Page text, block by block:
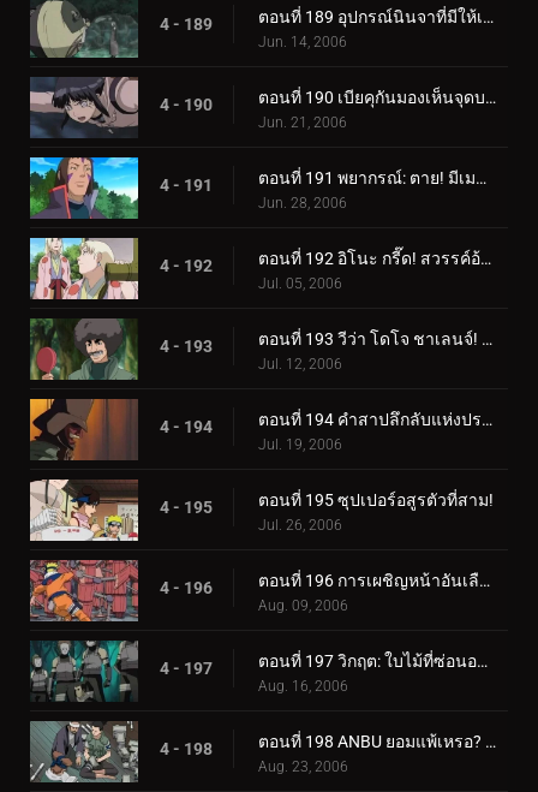
4 - 189 ตอนที่ 189 อุปกรณ์นินจาที่มีให้เลือกอย่างไม่มีขีดจำกัด
Jun. 14, 2006
4 - 190 ตอนที่ 190 เบียคุกันมองเห็นจุดบอด!
Jun. 21, 2006
4 - 191 ตอนที่ 191 พยากรณ์: ตาย! มีเมฆมากและมีโอกาสเกิดพระอาทิตย์!
Jun. 28, 2006
4 - 192 ตอนที่ 192 อิโนะ กรี๊ด! สวรรค์อ้วน!
Jul. 05, 2006
4 - 193 ตอนที่ 193 วีว่า โดโจ ชาเลนจ์! เยาวชนเป็นเรื่องของความหลงใหล!
Jul. 12, 2006
4 - 194 ตอนที่ 194 คำสาปลึกลับแห่งปราสาทผีสิง
Jul. 19, 2006
4 - 195 ตอนที่ 195 ซุปเปอร์อสูรตัวที่สาม!
Jul. 26, 2006
4 - 196 ตอนที่ 196 การเผชิญหน้าอันเลือดร้อน: นักเรียนกับอาจารย์
Aug. 09, 2006
4 - 197 ตอนที่ 197 วิกฤต: ใบไม้ที่ซ่อนอยู่ 11 รวมพล!
Aug. 16, 2006
4 - 198 ตอนที่ 198 ANBU ยอมแพ้เหรอ? ความทรงจำของนารูโตะ
Aug. 23, 2006